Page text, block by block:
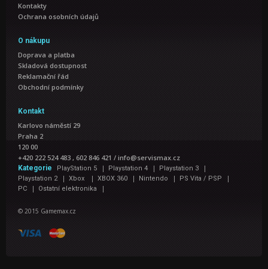
Kontakty
Ochrana osobních údajů
O nákupu
Doprava a platba
Skladová dostupnost
Reklamační řád
Obchodní podmínky
Kontakt
Karlovo náměstí 29
Praha 2
120 00
+420 222 524 483 , 602 846 421 / info@servismax.cz
Kategorie PlayStation 5 | Playstation 4 | Playstation 3 |
Playstation 2 | Xbox | XBOX 360 | Nintendo | PS Vita / PSP |
PC | Ostatní elektronika |
© 2015 Gamemax.cz